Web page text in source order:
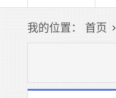
我的位置： 首页